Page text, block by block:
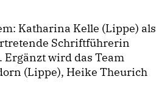
Katharina Kelle (Lippe) als
Schriftführerin
wird das Team
(Lippe), Heike Theurich